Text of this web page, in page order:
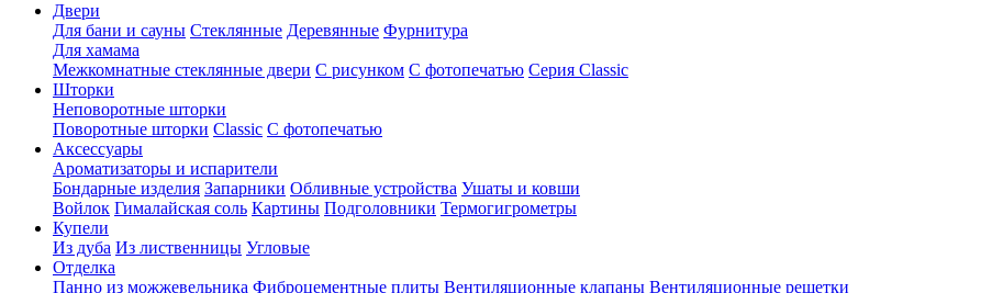
Двери
Для бани и сауны Стеклянные Деревянные Фурнитура
Для хамама
Межкомнатные стеклянные двери С рисунком С фотопечатью Серия Classic
Шторки
Неповоротные шторки
Поворотные шторки Classic С фотопечатью
Аксессуары
Ароматизаторы и испарители
Бондарные изделия Запарники Обливные устройства Ушаты и ковши
Войлок Гималайская соль Картины Подголовники Термогигрометры
Купели
Из дуба Из лиственницы Угловые
Отделка
Панно из можжевельника Фиброцементные плиты Вентиляционные клапаны Вентиляционные решетки